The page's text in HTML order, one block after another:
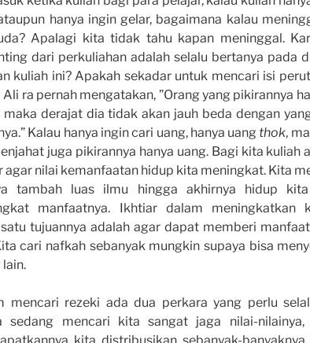
hanya ingin gelar, bagaimana kalau
Apalagi kita tidak tahu kapan meninggal.
dari perkuliahan adalah selalu bertanya pada
kuliah ini? Apakah sekadar untuk mencari isi
Ali ra pernah mengatakan, ”Orang yang pikirannya
maka derajat dia tidak akan jauh beda dengan
Kalau hanya ingin cari uang, hanya uang thok,
juga pikirannya hanya uang. Bagi kita kuliah
agar nilai kemanfaatan hidup kita meningkat. Kita
tambah luas ilmu hingga akhirnya hidup
manfaatnya. Ikhtiar dalam meningkatkan
tujuannya adalah agar dapat memberi
cari nafkah sebanyak mungkin supaya bisa
mencari rezeki ada dua perkara yang perlu
sedang mencari kita sangat jaga nilai-